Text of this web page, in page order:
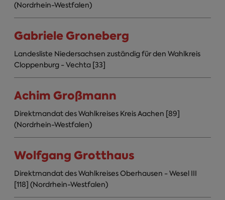
(Nordrhein-Westfalen)
Gabriele Groneberg
Landesliste Niedersachsen zuständig für den Wahlkreis
Cloppenburg - Vechta [33]
Achim Großmann
Direktmandat des Wahlkreises Kreis Aachen [89]
(Nordrhein-Westfalen)
Wolfgang Grotthaus
Direktmandat des Wahlkreises Oberhausen - Wesel III
[118] (Nordrhein-Westfalen)